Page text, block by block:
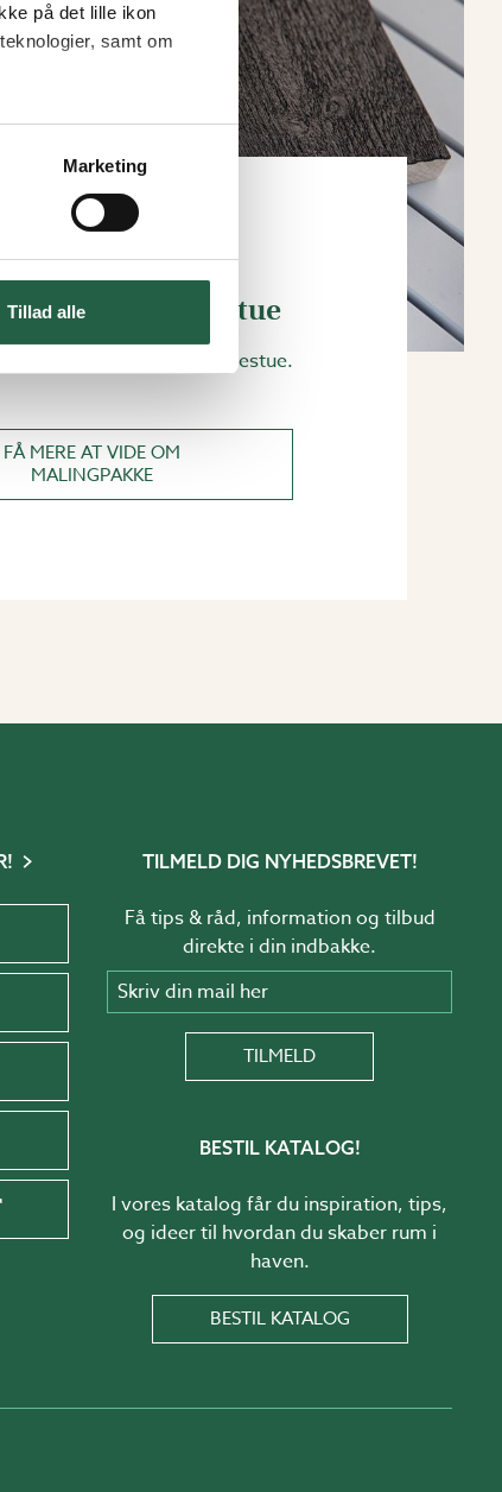
på det lille ikon
samt om
Marketing
Tillad alle til din udestue
bruge til at male din udestue.
FÅ MERE AT VIDE OM
MALINGPAKKE
TILMELD DIG NYHEDSBREVET!
Få tips & råd, information og tilbud
direkte i din indbakke.
Skriv din mail her
TILMELD
BESTIL KATALOG!
I vores katalog får du inspiration, tips,
og ideer til hvordan du skaber rum i
haven.
BESTIL KATALOG